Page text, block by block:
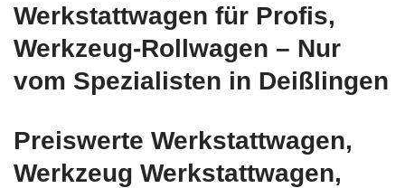
Werkstattwagen für Profis,
Werkzeug-Rollwagen – Nur
vom Spezialisten in Deißlingen
Preiswerte Werkstattwagen,
Werkzeug Werkstattwagen,